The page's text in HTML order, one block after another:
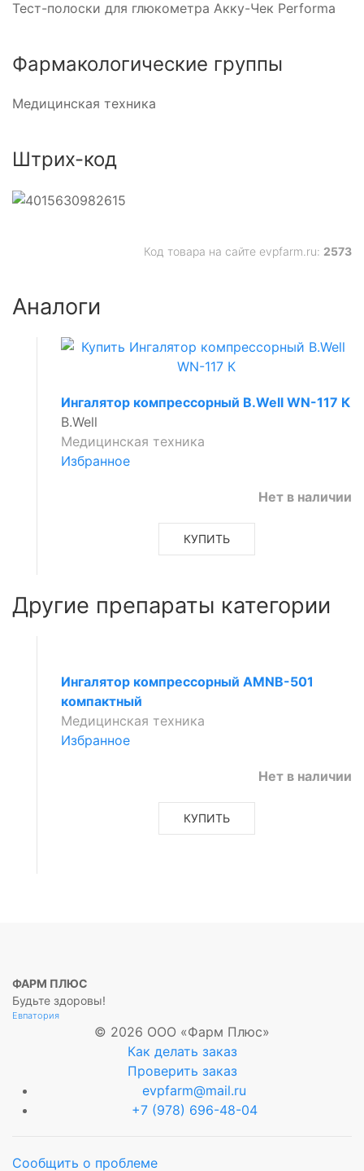
Тест-полоски для глюкометра Акку-Чек Performa
Фармакологические группы
Медицинская техника
Штрих-код
Код товара на сайте evpfarm.ru: 2573
Аналоги
Ингалятор компрессорный B.Well WN-117 К
B.Well
Медицинская техника
Избранное
Нет в наличии
КУПИТЬ
Другие препараты категории
Ингалятор компрессорный AMNB-501
компактный
Медицинская техника
Избранное
Нет в наличии
КУПИТЬ
ФАРМ ПЛЮС
Будьте здоровы!
Евпатория
© 2026 ООО «Фарм Плюс»
Как делать заказ
Проверить заказ
evpfarm@mail.ru
+7 (978) 696-48-04
Сообщить о проблеме